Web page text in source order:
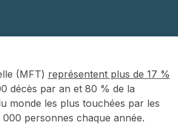
(MFT) représentent plus de 17 %
décès par an et 80 % de la
monde les plus touchées par les
personnes chaque année.